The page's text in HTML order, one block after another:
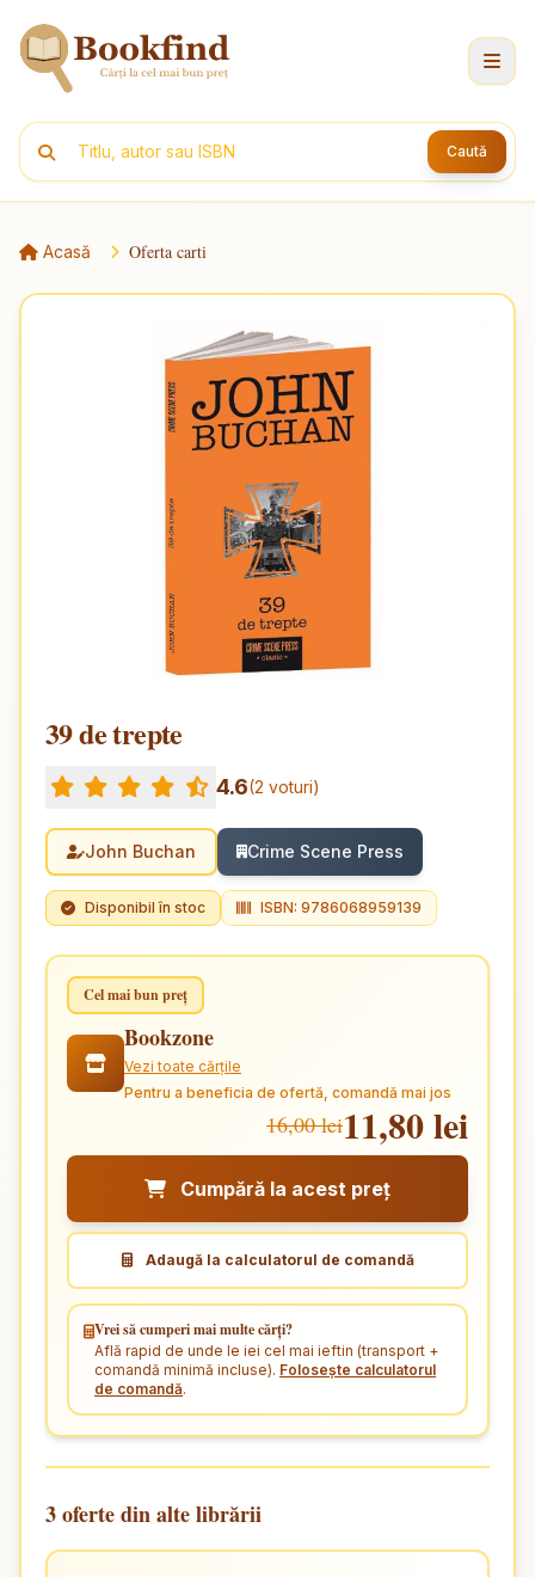
Caută
Acasă Oferta carti
39 de trepte
4.6(2 voturi)
John Buchan Crime Scene Press
Disponibil în stoc ISBN: 9786068959139
Cel mai bun preț
Bookzone
Vezi toate cărțile
Pentru a beneficia de ofertă, comandă mai jos
16,00 lei11,80 lei
Cumpără la acest preț
Adaugă la calculatorul de comandă
Vrei să cumperi mai multe cărți?
Află rapid de unde le iei cel mai ieftin (transport +
comandă minimă incluse). Folosește calculatorul
de comandă.
3 oferte din alte librării